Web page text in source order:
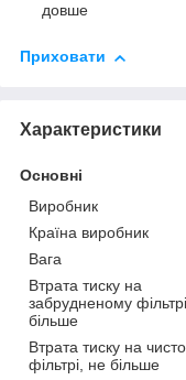
довше
Приховати
Характеристики
Основні
Виробник
Країна виробник
Вага
Втрата тиску на
забрудненому
більше
Втрата тиску на
фільтрі, не більше